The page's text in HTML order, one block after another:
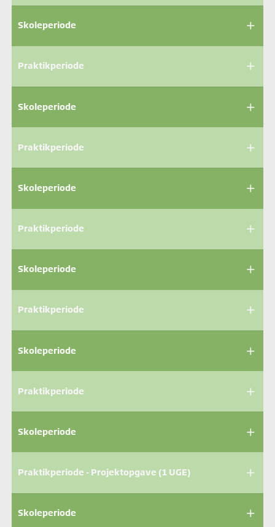
add
Skoleperiode
add
Praktikperiode
add
Skoleperiode
add
Praktikperiode
add
Skoleperiode
add
Praktikperiode
add
Skoleperiode
add
Praktikperiode
add
Skoleperiode
add
Praktikperiode
add
Skoleperiode
add
Praktikperiode - Projektopgave (1 UGE)
add
Skoleperiode